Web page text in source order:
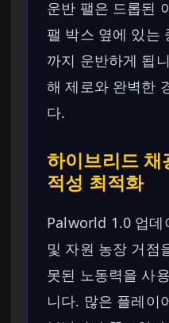
운반 팰은 드롭된
팰 박스 옆에 있는
까지 운반하게 됩
해 제로와 완벽한
다.
하이브리드 채
적성 최적화
Palworld 1.0 업데
및 자원 농장 거점
못된 노동력을 사
니다. 많은 플레이